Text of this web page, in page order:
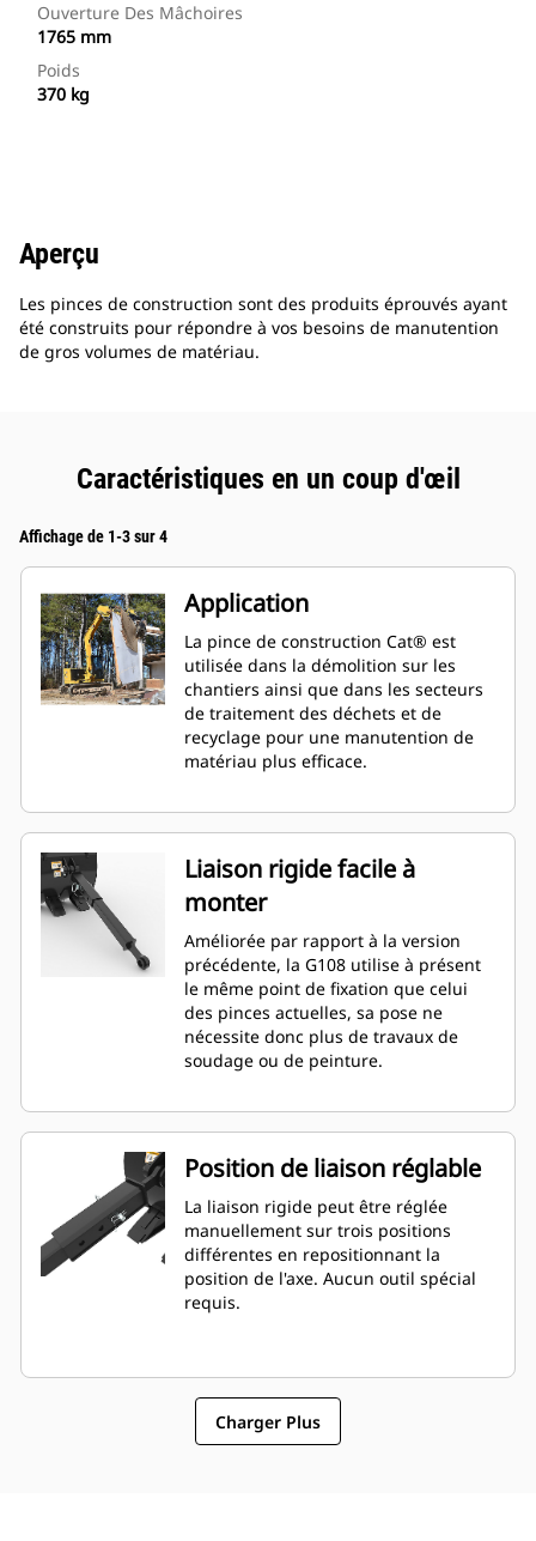
Ouverture Des Mâchoires
1765 mm
Poids
370 kg
Aperçu
Les pinces de construction sont des produits éprouvés ayant
été construits pour répondre à vos besoins de manutention
de gros volumes de matériau.
Caractéristiques en un coup d'œil
Affichage de 1-3 sur 4
Application
La pince de construction Cat® est
utilisée dans la démolition sur les
chantiers ainsi que dans les secteurs
de traitement des déchets et de
recyclage pour une manutention de
matériau plus efficace.
Liaison rigide facile à
monter
Améliorée par rapport à la version
précédente, la G108 utilise à présent
le même point de fixation que celui
des pinces actuelles, sa pose ne
nécessite donc plus de travaux de
soudage ou de peinture.
Position de liaison réglable
La liaison rigide peut être réglée
manuellement sur trois positions
différentes en repositionnant la
position de l'axe. Aucun outil spécial
requis.
Charger Plus